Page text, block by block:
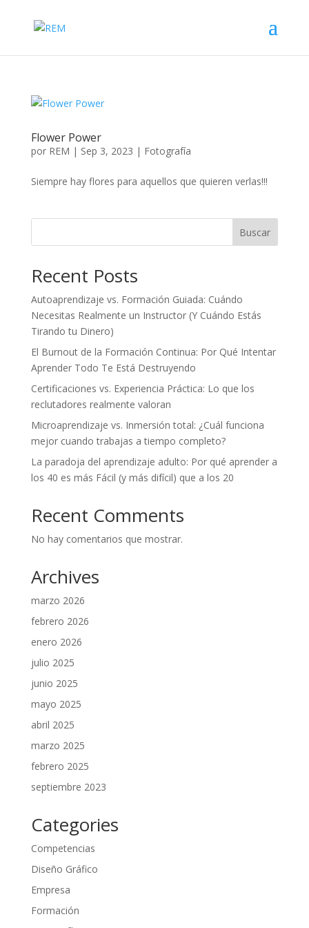
Flower Power
por REM | Sep 3, 2023 | Fotografía
Siempre hay flores para aquellos que quieren verlas!!!
Buscar
Recent Posts
Autoaprendizaje vs. Formación Guiada: Cuándo
Necesitas Realmente un Instructor (Y Cuándo Estás
Tirando tu Dinero)
El Burnout de la Formación Continua: Por Qué Intentar
Aprender Todo Te Está Destruyendo
Certificaciones vs. Experiencia Práctica: Lo que los
reclutadores realmente valoran
Microaprendizaje vs. Inmersión total: ¿Cuál funciona
mejor cuando trabajas a tiempo completo?
La paradoja del aprendizaje adulto: Por qué aprender a
los 40 es más Fácil (y más difícil) que a los 20
Recent Comments
No hay comentarios que mostrar.
Archives
marzo 2026
febrero 2026
enero 2026
julio 2025
junio 2025
mayo 2025
abril 2025
marzo 2025
febrero 2025
septiembre 2023
Categories
Competencias
Diseño Gráfico
Empresa
Formación